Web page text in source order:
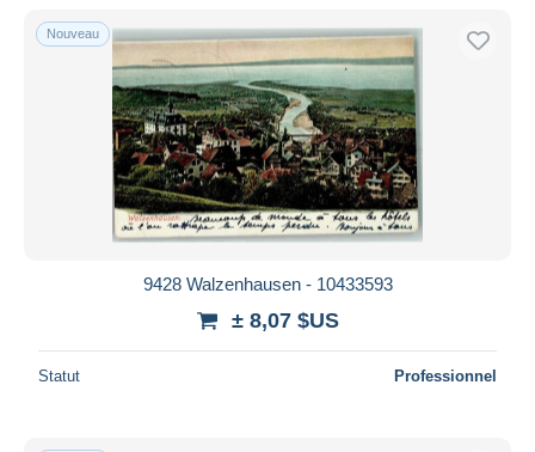
Nouveau
9428 Walzenhausen - 10433593
± 8,07 $US
Statut Professionnel